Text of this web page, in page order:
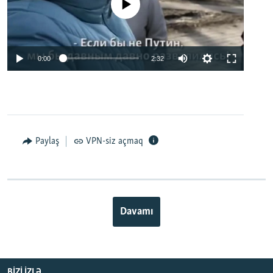
No media source currently available
0:00 2:32
Paylaş VPN-siz açmaq
Davamı